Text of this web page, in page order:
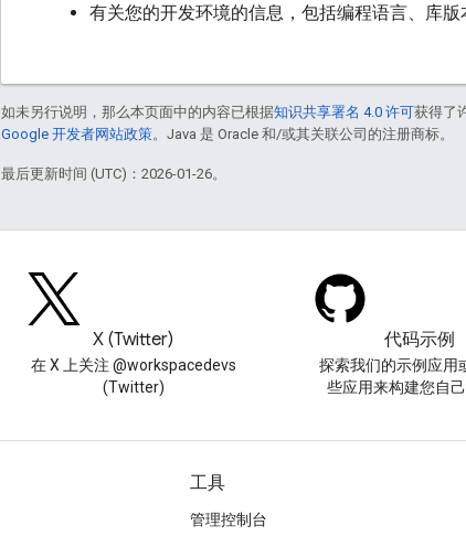
有关您的开发环境的信息，包括编程语言、库版
如未另行说明，那么本页面中的内容已根据知识共享署名 4.0 许可获得了
Google 开发者网站政策。Java 是 Oracle 和/或其关联公司的注册商标。
最后更新时间 (UTC)：2026-01-26。
X (Twitter)
在 X 上关注 @workspacedevs
(Twitter)
代码示例
探索我们的示例应用
些应用来构建您自
工具
管理控制台